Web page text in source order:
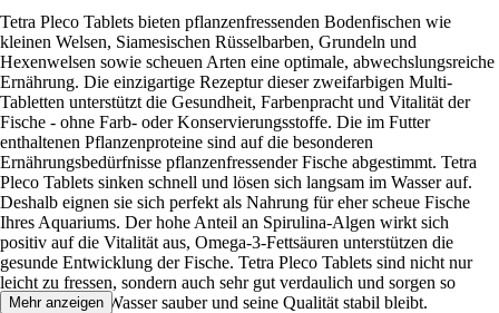
Tetra Pleco Tablets bieten pflanzenfressenden Bodenfischen wie
kleinen Welsen, Siamesischen Rüsselbarben, Grundeln und
Hexenwelsen sowie scheuen Arten eine optimale, abwechslungsreiche
Ernährung. Die einzigartige Rezeptur dieser zweifarbigen Multi-
Tabletten unterstützt die Gesundheit, Farbenpracht und Vitalität der
Fische - ohne Farb- oder Konservierungsstoffe. Die im Futter
enthaltenen Pflanzenproteine sind auf die besonderen
Ernährungsbedürfnisse pflanzenfressender Fische abgestimmt. Tetra
Pleco Tablets sinken schnell und lösen sich langsam im Wasser auf.
Deshalb eignen sie sich perfekt als Nahrung für eher scheue Fische
Ihres Aquariums. Der hohe Anteil an Spirulina-Algen wirkt sich
positiv auf die Vitalität aus, Omega-3-Fettsäuren unterstützen die
gesunde Entwicklung der Fische. Tetra Pleco Tablets sind nicht nur
leicht zu fressen, sondern auch sehr gut verdaulich und sorgen so
dafür, dass das Wasser sauber und seine Qualität stabil bleibt.
Mehr anzeigen